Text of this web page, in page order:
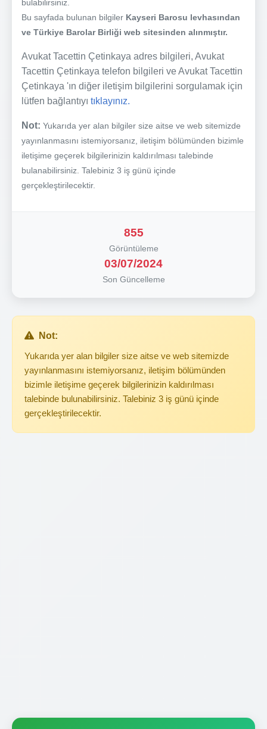
bulabilirsiniz.
Bu sayfada bulunan bilgiler Kayseri Barosu levhasından
ve Türkiye Barolar Birliği web sitesinden alınmıştır.
Avukat Tacettin Çetinkaya adres bilgileri, Avukat
Tacettin Çetinkaya telefon bilgileri ve Avukat Tacettin
Çetinkaya 'ın diğer iletişim bilgilerini sorgulamak için
lütfen bağlantıyı tıklayınız.
Not: Yukarıda yer alan bilgiler size aitse ve web sitemizde
yayınlanmasını istemiyorsanız, iletişim bölümünden bizimle
iletişime geçerek bilgilerinizin kaldırılması talebinde
bulanabilirsiniz. Talebiniz 3 iş günü içinde
gerçekleştirilecektir.
855
Görüntüleme
03/07/2024
Son Güncelleme
Not:
Yukarıda yer alan bilgiler size aitse ve web sitemizde
yayınlanmasını istemiyorsanız, iletişim bölümünden
bizimle iletişime geçerek bilgilerinizin kaldırılması
talebinde bulunabilirsiniz. Talebiniz 3 iş günü içinde
gerçekleştirilecektir.